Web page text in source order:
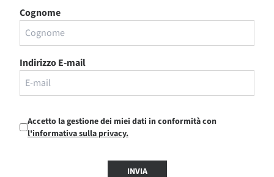
Cognome
Indirizzo E-mail
Accetto la gestione dei miei dati in conformità con
l'informativa sulla privacy.
INVIA